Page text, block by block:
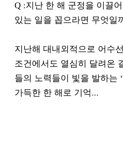
Q :지난 한 해 군정을 이끌
있는 일을 꼽으라면 무엇일
지난해 대내외적으로 어수
조건에서도 열심히 달려온
들의 노력들이 빛을 발하는
가득한 한 해로 기억...